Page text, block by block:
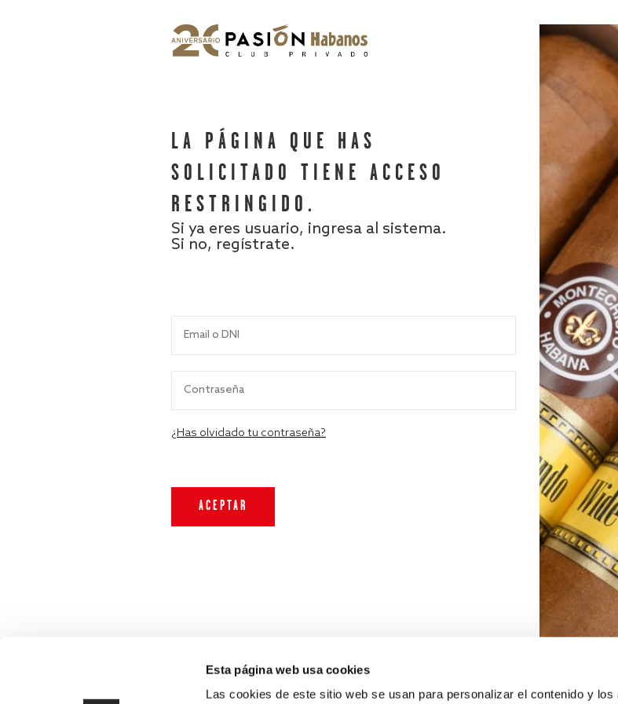
Esta página web usa cookies
Las cookies de este sitio web se usan para personalizar el contenido y
LA PÁGINA QUE HAS
SOLICITADO TIENE ACCESO
RESTRINGIDO.
Si ya eres usuario, ingresa al sistema.
Si no, regístrate.
¿Has olvidado tu contraseña?